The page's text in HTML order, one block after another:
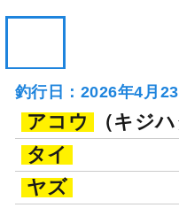
釣行日：2026年4月
アコウ
（キジハ
タイ
ヤズ